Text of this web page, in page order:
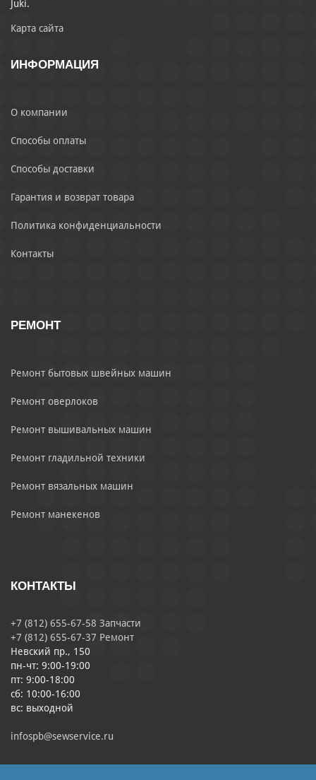
Juki.
Карта сайта
ИНФОРМАЦИЯ
О компании
Способы оплаты
Способы доставки
Гарантия и возврат товара
Политика конфиденциальности
Контакты
РЕМОНТ
Ремонт бытовых швейных машин
Ремонт оверлоков
Ремонт вышивальных машин
Ремонт гладильной техники
Ремонт вязальных машин
Ремонт манекенов
КОНТАКТЫ
+7 (812) 655-67-58 Запчасти
+7 (812) 655-67-37 Ремонт
Невский пр., 150
пн-чт: 9:00-19:00
пт: 9:00-18:00
сб: 10:00-16:00
вс: выходной
infospb@sewservice.ru